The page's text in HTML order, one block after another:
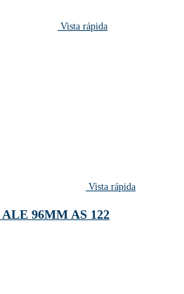
Vista rápida
Vista rápida
96MM AS 122